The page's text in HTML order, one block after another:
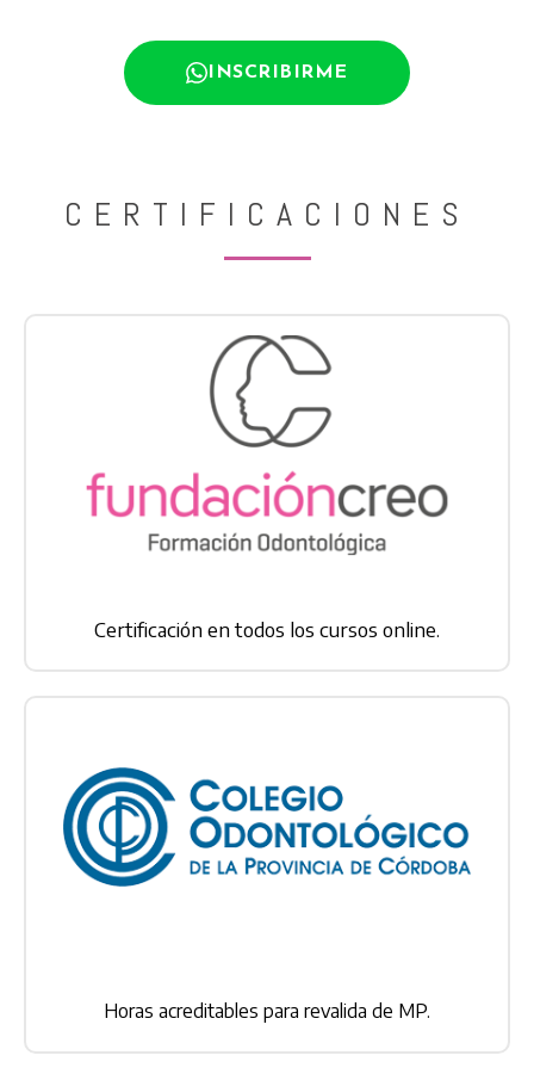
INSCRIBIRME
CERTIFICACIONES
Certificación en todos los cursos online.
Horas acreditables para revalida de MP.